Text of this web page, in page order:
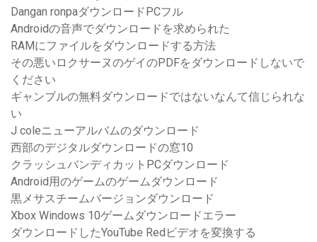
Dangan ronpaダウンロードPCフル
Androidの音声でダウンロードを求められた
RAMにファイルをダウンロードする方法
その悪いロクサーヌのゲイのPDFをダウンロードしないで
ください
ギャンブルの無料ダウンロードではないなんて信じられな
い
J coleニューアルバムのダウンロード
西部のデジタルダウンロードの窓10
クラッシュバンディカットPCダウンロード
Android用のゲームのゲームダウンロード
黒メサスチームバージョンダウンロード
Xbox Windows 10ゲームダウンロードエラー
ダウンロードしたYouTube Redビデオを変換する